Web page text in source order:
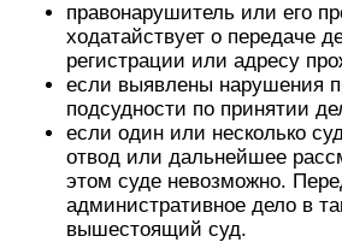
правонарушитель или его
ходатайствует о передаче
регистрации или адресу
если выявлены нарушения
подсудности по принятии
если один или несколько
отвод или дальнейшее
этом суде невозможно.
административное дело в
вышестоящий суд.